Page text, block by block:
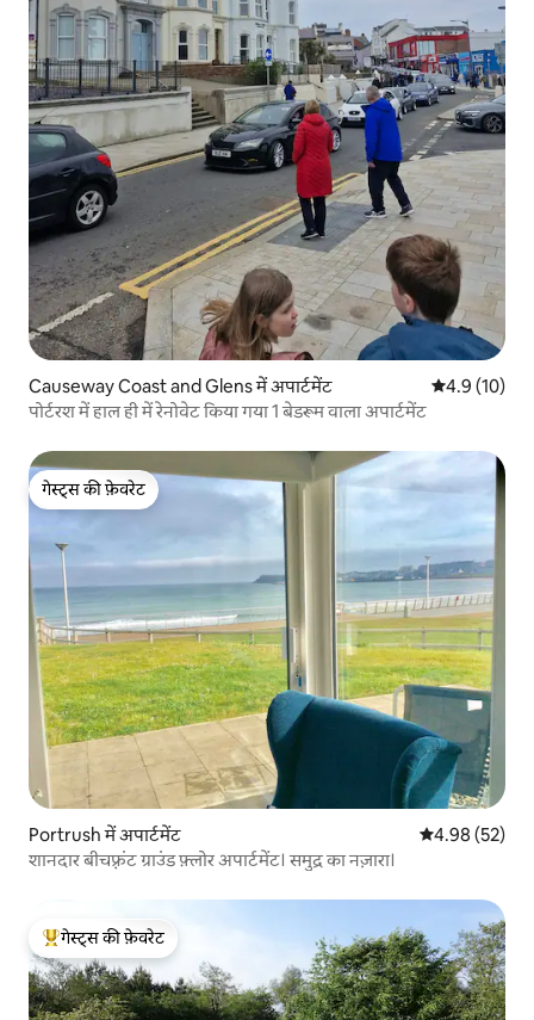
Causeway Coast and Glens में अपार्टमेंट औसत रेटिंग 5
4.9 (10)
पोर्टरश में हाल ही में रेनोवेट किया गया 1 बेडरूम वाला अपार्टमेंट
गेस्ट्स की फ़ेवरेट
गेस्ट्स की फ़ेवरेट
Portrush में अपार्टमेंट औसत रेटिंग 5 में
4.98 (52)
शानदार बीचफ़्रंट ग्राउंड फ़्लोर अपार्टमेंट। समुद्र का नज़ारा।
गेस्ट्स का टॉप फ़ेवरेट
गेस्ट्स की फ़ेवरेट